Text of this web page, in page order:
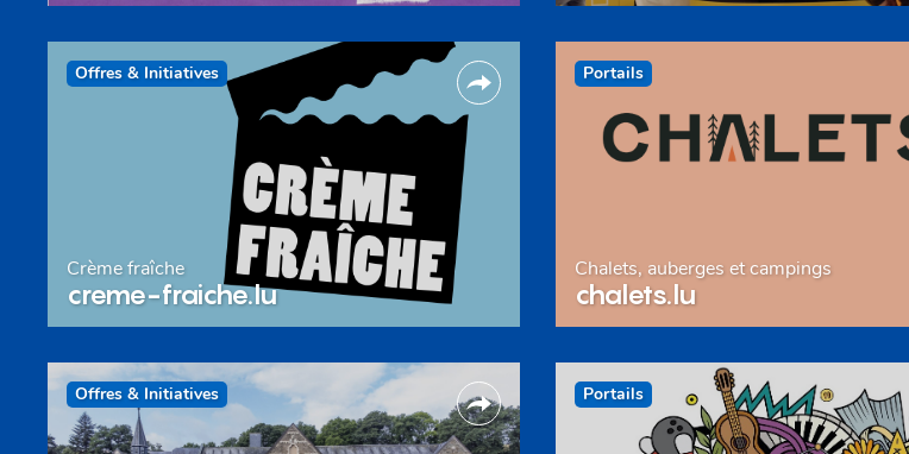
Offres & Initiatives
Crème fraîche
creme-fraiche.lu
Portails
Chalets, auberges et campings
chalets.lu
Offres & Initiatives Portails